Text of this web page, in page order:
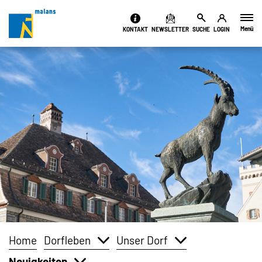
Kopfzeile Menü
KONTAKT NEWSLETTER SUCHE LOGIN
Inhalt
Home Dorfleben
Unser Dorf